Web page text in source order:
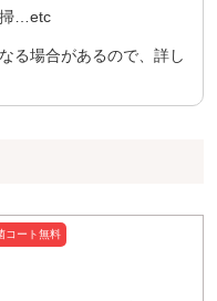
掃…etc
る場合があるので、詳し
コート無料